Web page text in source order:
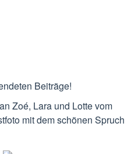
Beiträge!
Zoé, Lara und Lotte vom
mit dem schönen Spruch